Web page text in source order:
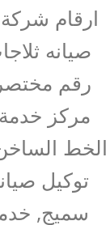
ارقام
صيانه
رقم
مركز
الخط
توكيل
سميج,